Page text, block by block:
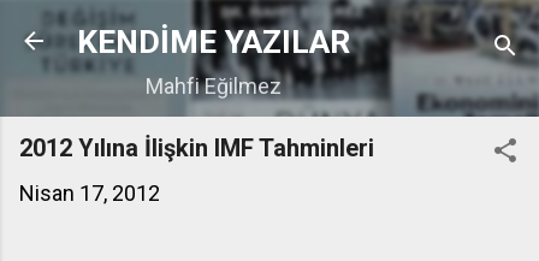
Ana içeriğe atla
KENDİME YAZILAR
Mahfi Eğilmez
2012 Yılına İlişkin IMF Tahminleri
Nisan 17, 2012